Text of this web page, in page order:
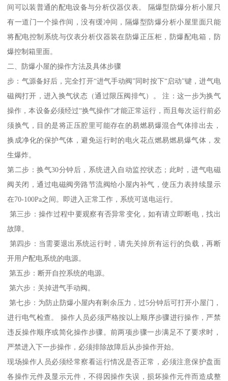
间可以装普通的配电设备与分析仪器仪表。 隔爆型防爆分析小屋只
有一道门一个操作间，没有缓冲间，隔爆型防爆分析小屋里面只能
将配电控制系统与仪表分析仪器装在防爆正压柜，防爆配电箱，防
爆控制箱里面。
二、防爆小屋的操作方法及具体步骤
步：气源备好后，完全打开“进气手动阀”同时按下“启动”键，进气电
磁阀打开，进入换气状态（通过限压阀排气）。 注：这一步为换气
操作，本设备必须经过“换气操作”才能正常运行，而且每次运行前必
须换气，目的是将正压腔里可能存在的易燃易爆混合气体排出去，
换成净化的保护气体，避免运行时的电火花点燃易燃易爆气体，发
生爆炸。
第二步：换气30分钟后，系统进入自动监控状态；此时，进气电磁
阀关闭，通过电磁阀旁路节流阀给小屋内补气，使压力表持续显示
在70-100Pa之间。即进入正常工作，系统可送电运行。
第三步：操作过程中要观察有否异常变化，如有请立即断电，找出
故障。
第四步：当需要退出系统运行时，请先关掉所有运行的负载，再断
开用户配电系统的电源。
第五步：断开自控系统的电源。
第六步：关掉进气手动阀。
第七步：为防止防爆小屋内有剩余压力，过5分钟后可打开小屋门，
进行电气检查。 操作人员必须严格按以上顺序步骤进行操作，严禁
违反操作顺序或简化操作步骤。前两项步骤一步满足不了要求时，
严禁进入下一步操作，必须排除故障后从步操作开始。
现场操作人员必须经常察看运行情况是否正常，必须注意保护盘面
各操作元件及显示元件，不得因操作失误，损坏操作元件而造成整